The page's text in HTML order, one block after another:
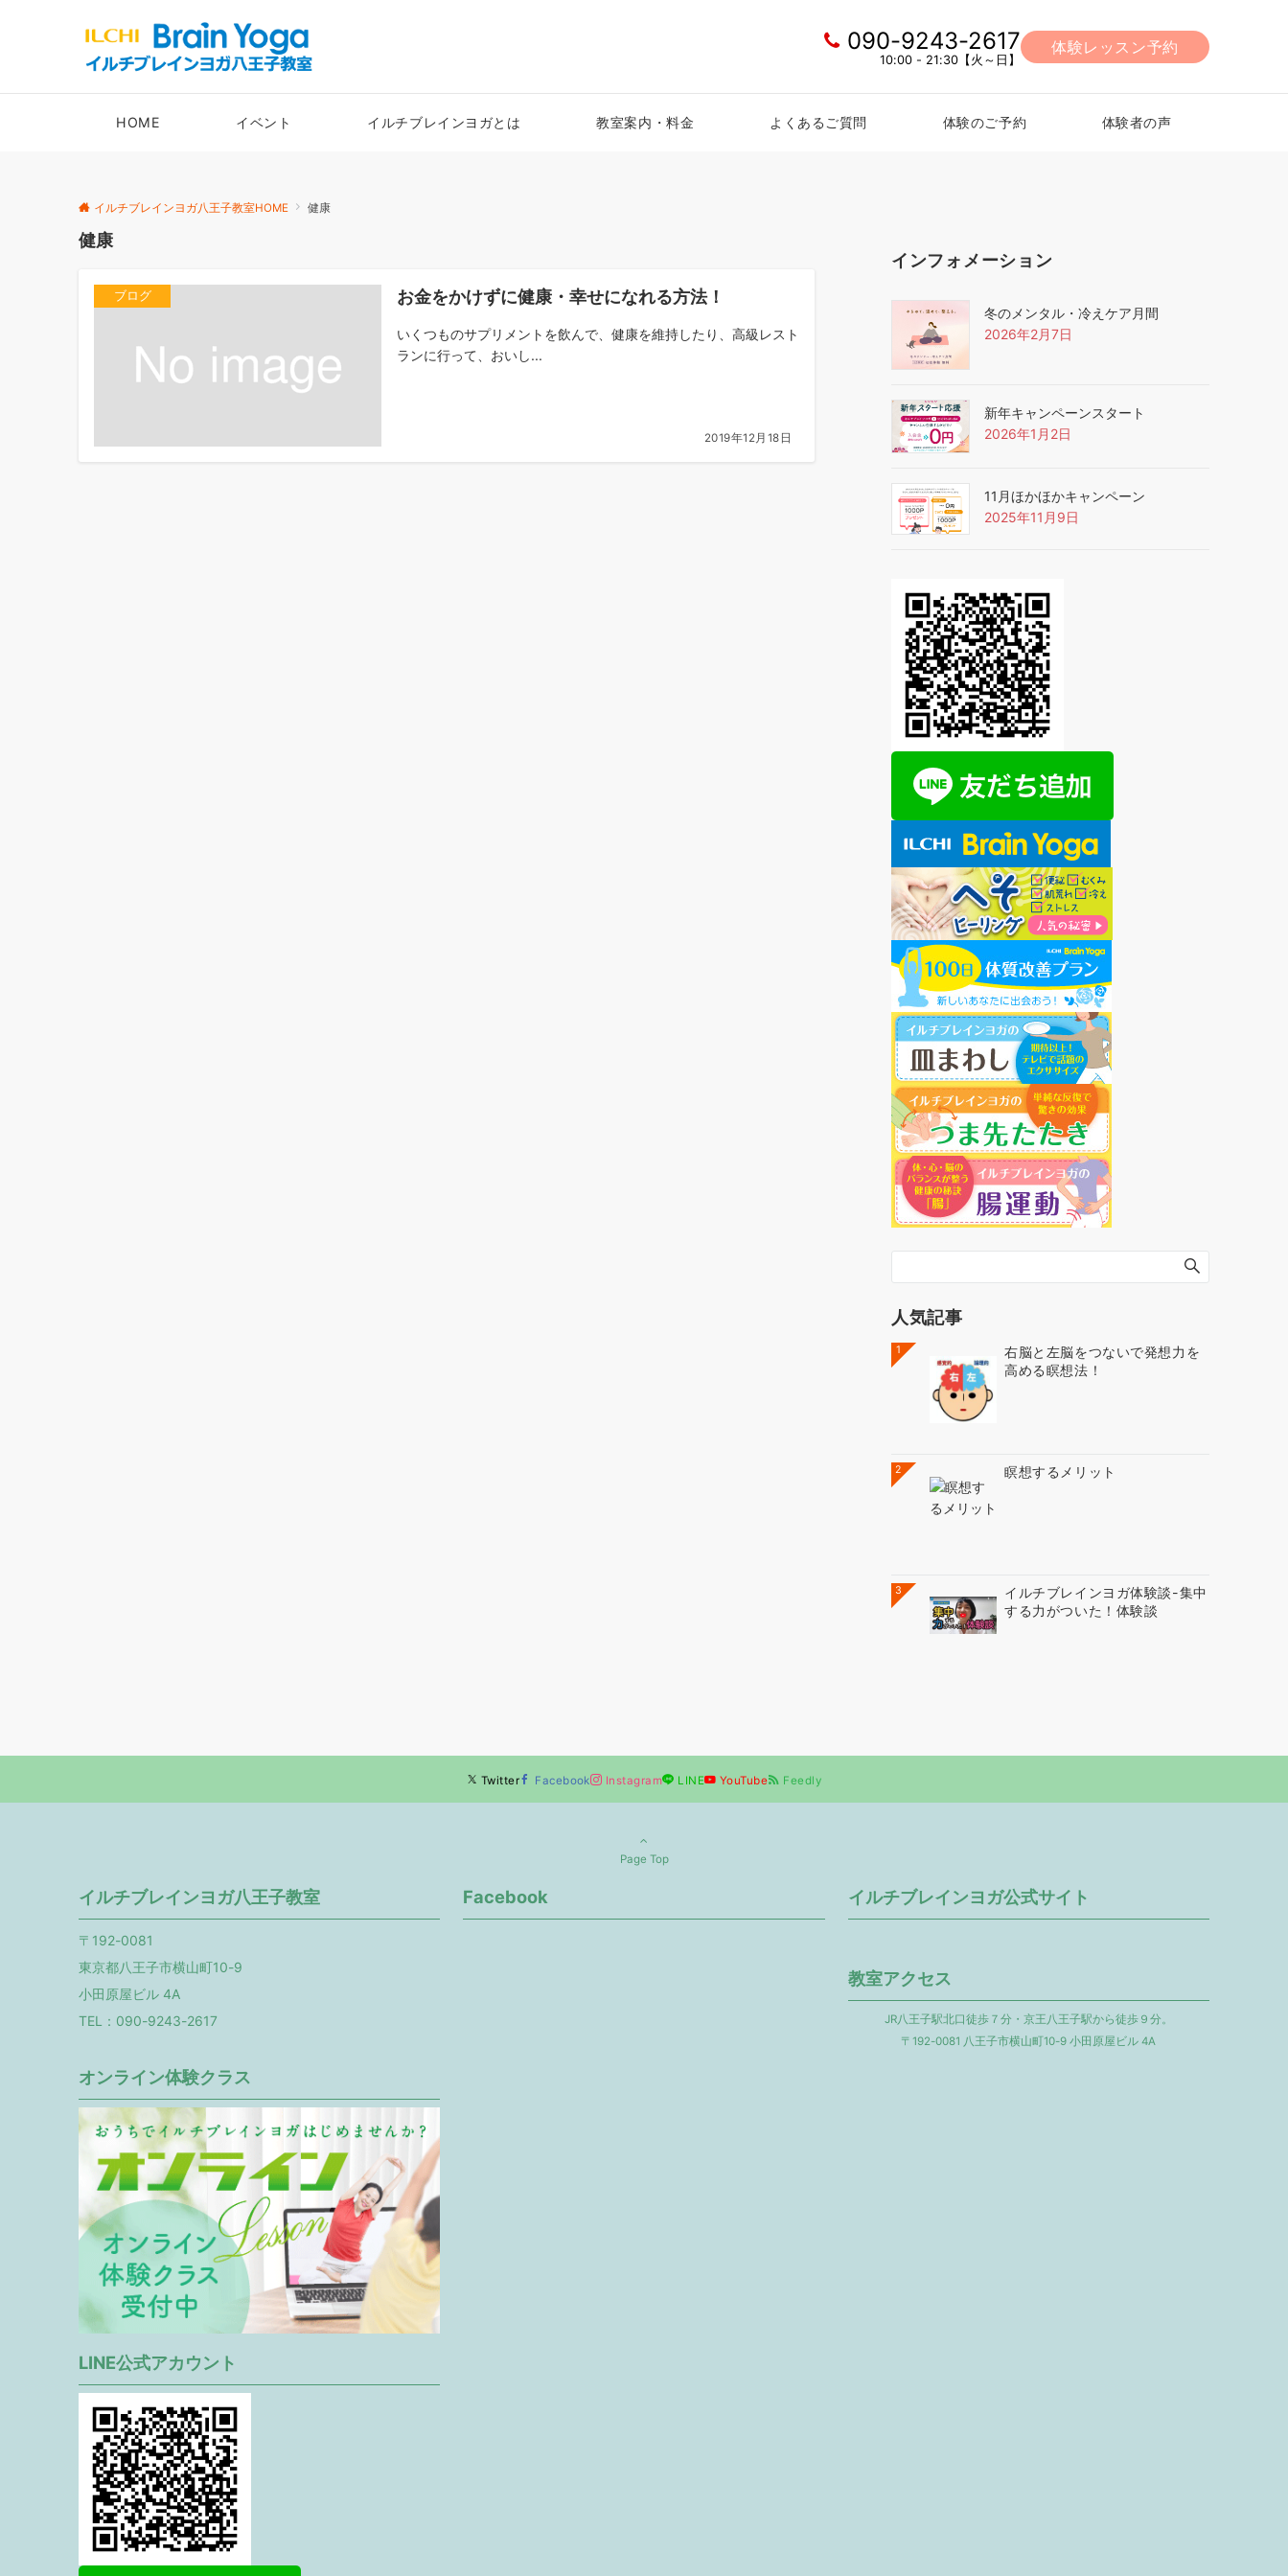
090-9243-2617
10:00 - 21:30【火～日】
体験レッスン予約
HOME イベント イルチブレインヨガとは 教室案内・料金 よくあるご質問 体験のご予約 体験者の声
イルチブレインヨガ八王子教室HOME 健康
健康
ブログ お金をかけずに健康・幸せになれる方法！
いくつものサプリメントを飲んで、健康を維持したり、高級レスト
ランに行って、おいし...
2019年12月18日
インフォメーション
冬のメンタル・冷えケア月間
2026年2月7日
新年キャンペーンスタート
2026年1月2日
11月ほかほかキャンペーン
2025年11月9日
人気記事
1
右脳と左脳をつないで発想力を
高める瞑想法！
2 瞑想するメリット
3
イルチブレインヨガ体験談-集中
する力がついた！体験談
Twitter Facebook Instagram LINE YouTube Feedly
Page Top
イルチブレインヨガ八王子教室
〒192-0081
東京都八王子市横山町10-9
小田原屋ビル 4A
TEL：090-9243-2617
オンライン体験クラス
LINE公式アカウント
Facebook イルチブレインヨガ公式サイト
教室アクセス
JR八王子駅北口徒歩７分・京王八王子駅から徒歩９分。
〒192-0081 八王子市横山町10-9 小田原屋ビル 4A